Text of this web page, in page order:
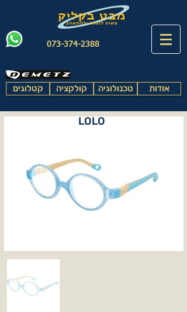
073-374-2388
קטלוגים קולקציה טכנולוגיה אודות
LOLO